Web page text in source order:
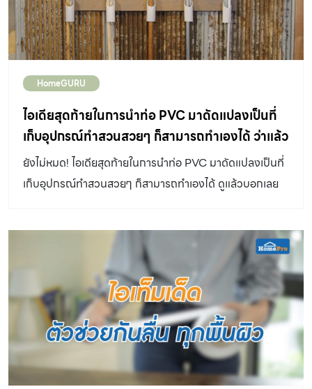
HomeGURU
ไอเดียสุดท้ายในการนำท่อ PVC มาดัดแปลงเป็นที่
เก็บอุปกรณ์ทำสวนสวยๆ ก็สามารถทำเองได้ ว่าแล้ว
ต้องไปดู!!
ยังไม่หมด! ไอเดียสุดท้ายในการนำท่อ PVC มาดัดแปลงเป็นที่
เก็บอุปกรณ์ทำสวนสวยๆ ก็สามารถทำเองได้ ดูแล้วบอกเลย